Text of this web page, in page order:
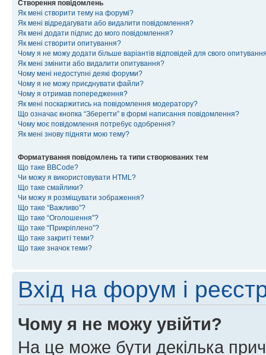
Створення повідомлень
Як мені створити тему на форумі?
Як мені відредагувати або видалити повідомлення?
Як мені додати підпис до мого повідомлення?
Як мені створити опитування?
Чому я не можу додати більше варіантів відповідей для свого
Як мені змінити або видалити опитування?
Чому мені недоступні деякі форуми?
Чому я не можу приєднувати файли?
Чому я отримав попередження?
Як мені поскаржитись на повідомлення модератору?
Що означає кнопка “Зберегти” в формі написання повідомлення?
Чому моє повідомлення потребує одобрення?
Як мені знову підняти мою тему?
Форматування повідомлень та типи створюваних тем
Що таке BBCode?
Чи можу я використовувати HTML?
Що таке смайлики?
Чи можу я розміщувати зображення?
Що таке “Важливо”?
Що таке “Оголошення”?
Що таке “Прикріплено”?
Що таке закриті теми?
Що таке значок теми?
Вхід на форум і
Чому я не можу увійти?
На це може бути декілька